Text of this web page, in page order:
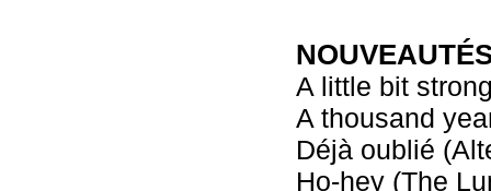
A little bit
A thousand
Déjà oublié
Ho-hey (The